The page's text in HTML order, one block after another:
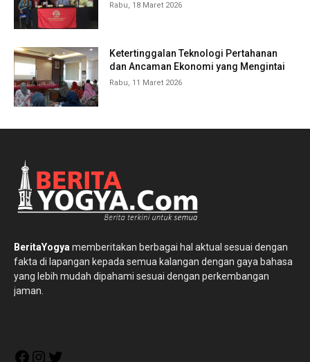
Rabu, 18 Maret 2026
Ketertinggalan Teknologi Pertahanan
dan Ancaman Ekonomi yang Mengintai
Rabu, 11 Maret 2026
BeritaYogya memberitakan berbagai hal aktual sesuai dengan
fakta di lapangan kepada semua kalangan dengan gaya bahasa
yang lebih mudah dipahami sesuai dengan perkembangan
jaman.
FacebookInstagram